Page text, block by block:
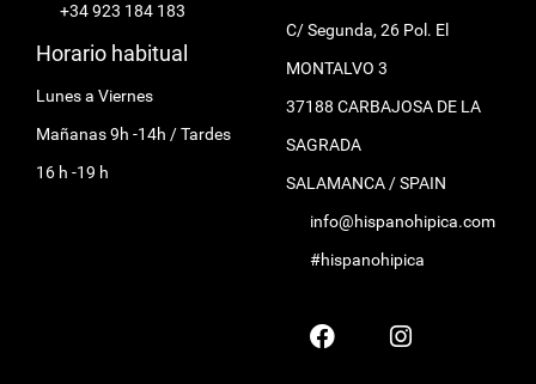
+34 923 184 183
Horario habitual
Lunes a Viernes
Mañanas 9h -14h / Tardes
16 h -19 h
C/ Segunda, 26 Pol. El
MONTALVO 3
37188 CARBAJOSA DE LA
SAGRADA
SALAMANCA / SPAIN
info@hispanohipica.com
#hispanohipica